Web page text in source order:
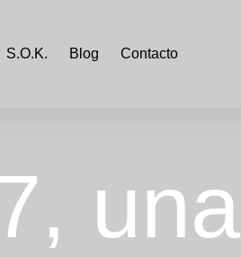
S.O.K. Blog Contacto
una